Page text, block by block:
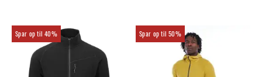
40% 50%